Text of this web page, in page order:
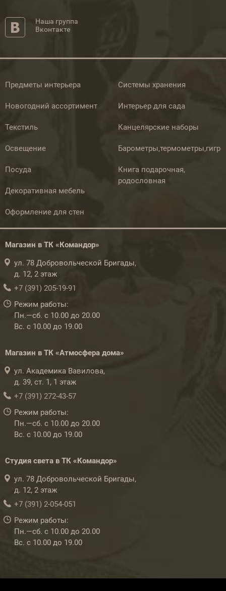
Наша группа
Вконтакте
Предметы интерьера
Новогодний ассортимент
Текстиль
Освещение
Посуда
Декоративная мебель
Оформление для стен
Системы хранения
Интерьер для сада
Канцелярские наборы
Книга подарочная,
родословная
Магазин в ТК «Командор»
ул. 78 Добровольческой Бригады,
д. 12, 2 этаж
+7 (391) 205-19-91
Режим работы:
Пн.—сб. с 10.00 до 20.00
Вс. с 10.00 до 19.00
Магазин в ТК «Атмосфера дома»
ул. Академика Вавилова,
д. 39, ст. 1, 1 этаж
+7 (391) 272-43-57
Режим работы:
Пн.—сб. с 10.00 до 20.00
Вс. с 10.00 до 19.00
Студия света в ТК «Командор»
ул. 78 Добровольческой Бригады,
д. 12, 2 этаж
+7 (391) 2-054-051
Режим работы:
Пн.—сб. с 10.00 до 20.00
Вс. с 10.00 до 19.00